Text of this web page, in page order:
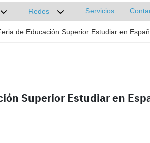
Desplegar submenú de Investigación
Redes
Desplegar submenú de
Servicios
de Educación Superior Estudiar en
Superior Estudiar en